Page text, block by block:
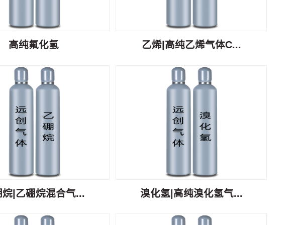
高纯氟化氢 乙烯|高纯乙烯气体C...
烷|乙硼烷混合气... 溴化氢|高纯溴化氢气...